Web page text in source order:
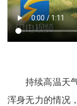
持续高温天
浑身无力的情况